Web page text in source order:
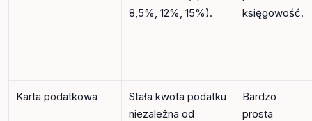
8,5%, 12%, 15%).
księgowość.
Karta podatkowa
Stała kwota podatku
niezależna od
Bardzo
prosta